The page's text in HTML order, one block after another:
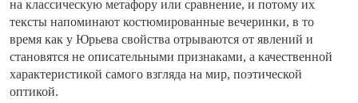
на классическую метафору или сравнение, и потому их
тексты напоминают костюмированные вечеринки, в то
время как у Юрьева свойства отрываются от явлений и
становятся не описательными признаками, а качественной
характеристикой самого взгляда на мир, поэтической
оптикой.